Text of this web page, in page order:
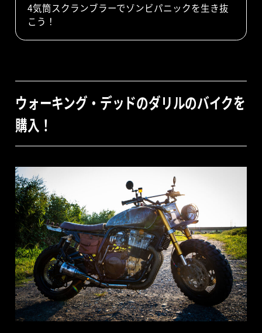
4気筒スクランブラーでゾンビパニックを生き抜
こう！
ウォーキング・デッドのダリルのバイクを
購入！